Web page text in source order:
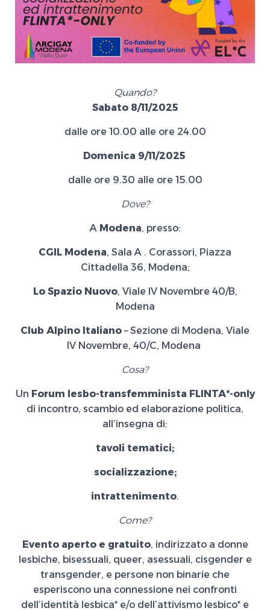
Quando?
Sabato 8/11/2025
dalle ore 10.00 alle ore 24.00
Domenica 9/11/2025
dalle ore 9.30 alle ore 15.00
Dove?
A Modena, presso:
CGIL Modena, Sala A . Corassori, Piazza
Cittadella 36, Modena;
Lo Spazio Nuovo, Viale IV Novembre 40/B,
Modena
Club Alpino Italiano – Sezione di Modena, Viale
IV Novembre, 40/C, Modena
Cosa?
Un Forum lesbo-transfemminista FLINTA*-only
di incontro, scambio ed elaborazione politica,
all’insegna di:
tavoli tematici;
socializzazione;
intrattenimento.
Come?
Evento aperto e gratuito, indirizzato a donne
lesbiche, bisessuali, queer, asessuali, cisgender e
transgender, e persone non binarie che
esperiscono una connessione nei confronti
dell’identità lesbica* e/o dell’attivismo lesbico* e